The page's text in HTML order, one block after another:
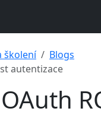
školení
Blogs
autentizace